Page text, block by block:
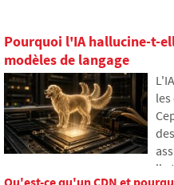
Pourquoi l'IA hallucine-t-
modèles de langage
il
Qu'est-ce qu'un CDN et